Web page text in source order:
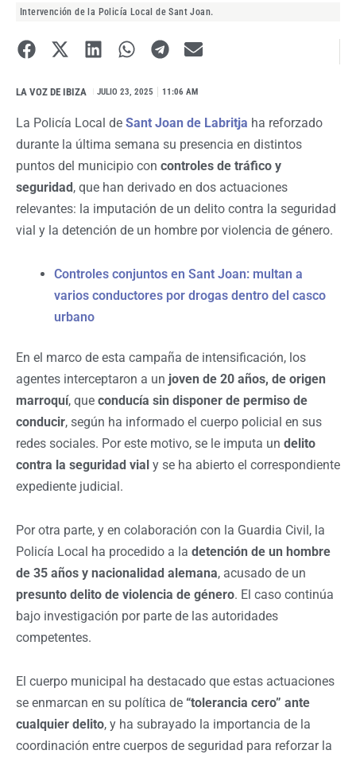
Intervención de la Policía Local de Sant Joan.
LA VOZ DE IBIZA JULIO 23, 2025 11:06 AM
La Policía Local de Sant Joan de Labritja ha reforzado
durante la última semana su presencia en distintos
puntos del municipio con controles de tráfico y
seguridad, que han derivado en dos actuaciones
relevantes: la imputación de un delito contra la seguridad
vial y la detención de un hombre por violencia de género.
Controles conjuntos en Sant Joan: multan a
varios conductores por drogas dentro del casco
urbano
En el marco de esta campaña de intensificación, los
agentes interceptaron a un joven de 20 años, de origen
marroquí, que conducía sin disponer de permiso de
conducir, según ha informado el cuerpo policial en sus
redes sociales. Por este motivo, se le imputa un delito
contra la seguridad vial y se ha abierto el correspondiente
expediente judicial.
Por otra parte, y en colaboración con la Guardia Civil, la
Policía Local ha procedido a la detención de un hombre
de 35 años y nacionalidad alemana, acusado de un
presunto delito de violencia de género. El caso continúa
bajo investigación por parte de las autoridades
competentes.
El cuerpo municipal ha destacado que estas actuaciones
se enmarcan en su política de “tolerancia cero” ante
cualquier delito, y ha subrayado la importancia de la
coordinación entre cuerpos de seguridad para reforzar la